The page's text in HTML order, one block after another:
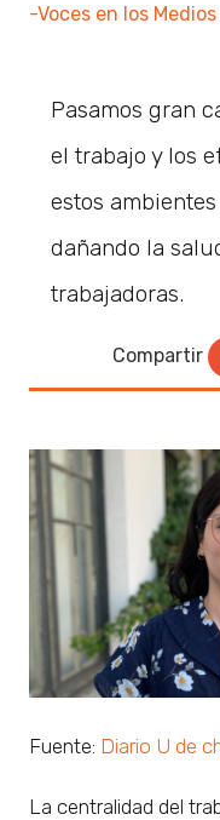
-Voces en los Medios
Pasamos gran
el trabajo y los
estos
dañando la
trabajadoras.
Compartir
Fuente: Diario U de
La centralidad del